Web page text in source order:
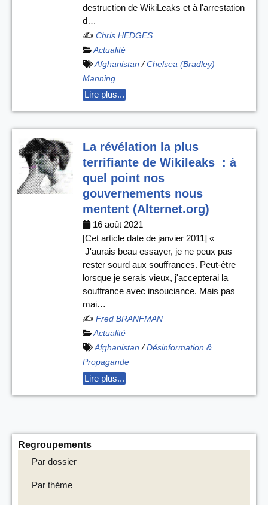
destruction de WikiLeaks et à l'arrestation
d…
✍️ Chris HEDGES
Actualité
Afghanistan / Chelsea (Bradley)
Manning
Lire plus...
La révélation la plus
terrifiante de Wikileaks : à
quel point nos
gouvernements nous
mentent (Alternet.org)
16 août 2021
[Cet article date de janvier 2011] «
J'aurais beau essayer, je ne peux pas
rester sourd aux souffrances. Peut-être
lorsque je serais vieux, j'accepterai la
souffrance avec insouciance. Mais pas
mai…
✍️ Fred BRANFMAN
Actualité
Afghanistan / Désinformation &
Propagande
Lire plus...
Regroupements
Par dossier
Par thème